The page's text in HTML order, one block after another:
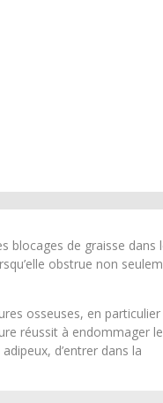
blocages de graisse dans
obstrue non
osseuses, en particulier
réussit à endommager
d’entrer dans la